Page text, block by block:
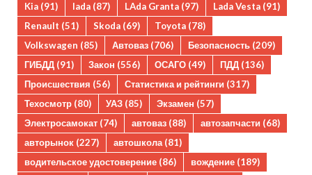
Kia (91) lada (87) LAda Granta (97) Lada Vesta (91)
Renault (51) Skoda (69) Toyota (78)
Volkswagen (85) Автоваз (706) Безопасность (209)
ГИБДД (91) Закон (556) ОСАГО (49) ПДД (136)
Происшествия (56) Статистика и рейтинги (317)
Техосмотр (80) УАЗ (85) Экзамен (57)
Электросамокат (74) автоваз (88) автозапчасти (68)
авторынок (227) автошкола(81)
водительское удостоверение (86) вождение (189)